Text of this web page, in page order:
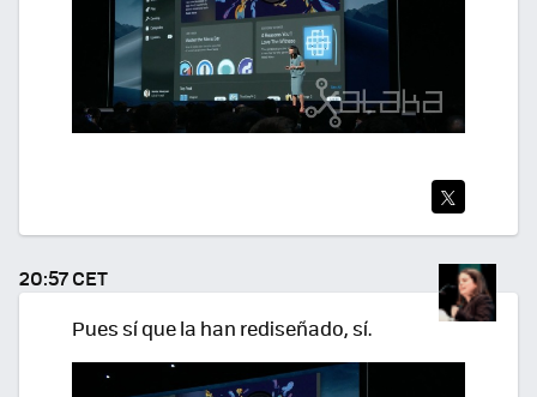
TWI
TEA
R
20:57 CET
Pues sí que la han rediseñado, sí.